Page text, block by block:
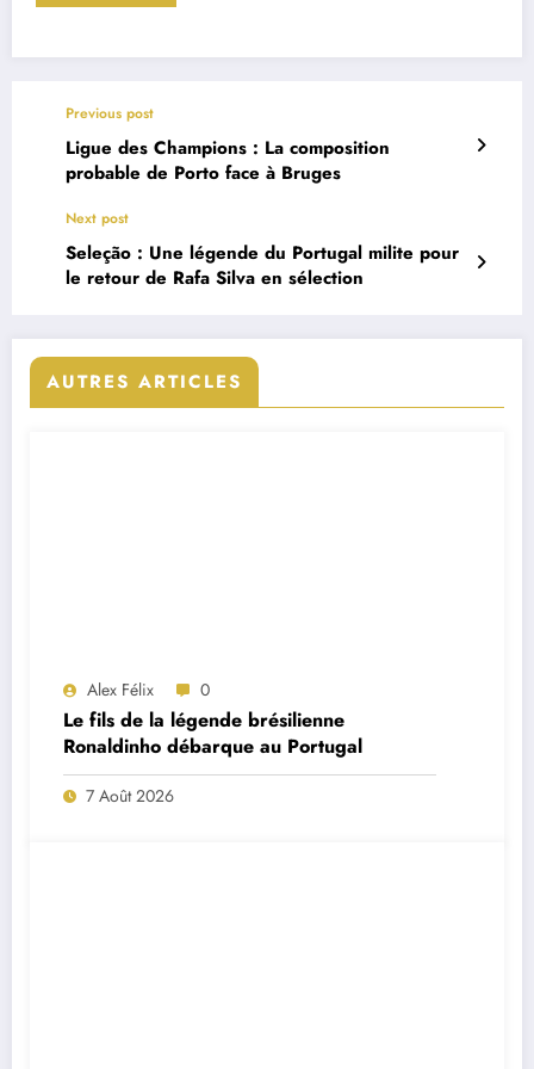
Previous post
Ligue des Champions : La composition
probable de Porto face à Bruges
Next post
Seleção : Une légende du Portugal milite pour
le retour de Rafa Silva en sélection
AUTRES ARTICLES
Alex Félix 0
Le fils de la légende brésilienne
Ronaldinho débarque au Portugal
7 Août 2026